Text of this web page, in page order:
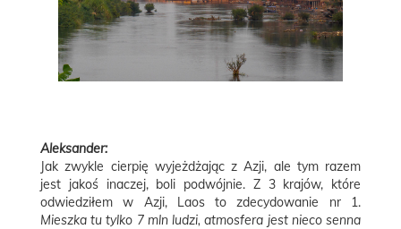
Aleksander:
Jak zwykle cierpię wyjeżdżając z Azji, ale tym razem
jest jakoś inaczej, boli podwójnie. Z 3 krajów, które
odwiedziłem w Azji, Laos to zdecydowanie nr 1.
Mieszka tu tylko 7 mln ludzi, atmosfera jest nieco senna